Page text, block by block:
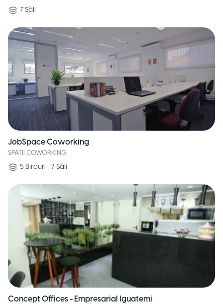
7 Săli
JobSpace Coworking
SPATII COWORKING
5 Birouri • 7 Săli
Concept Offices - Empresarial Iguatemi